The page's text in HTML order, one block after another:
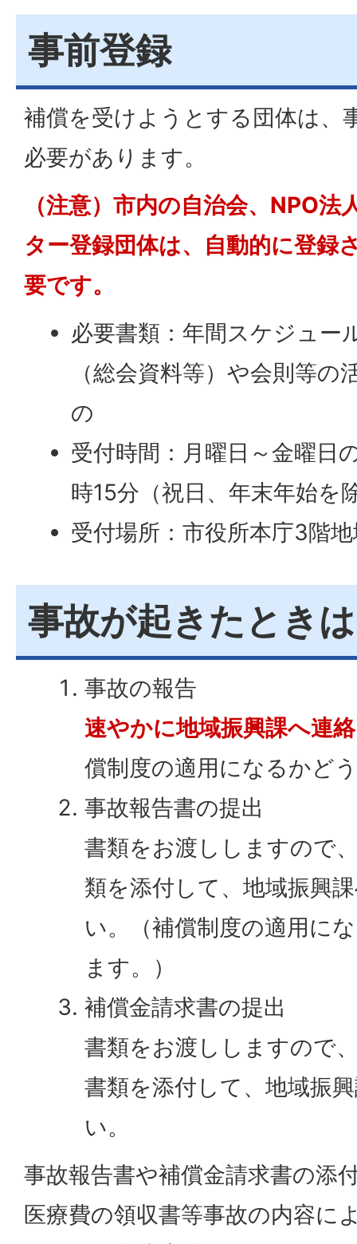
事前登録
補償を受けようとする団体は、
必要があります。
（注意）市内の自治会、NPO
ター登録団体は、自動的に登録
要です。
必要書類：年間スケジュー
（総会資料等）や会則等
の
受付時間：月曜日～金曜日
時15分（祝日、年末年始を
受付場所：市役所本庁3階
事故が起きたときは
事故の報告
速やかに地域振興課へ連
償制度の適用になるかど
事故報告書の提出
書類をお渡ししますので
類を添付して、地域振興
い。（補償制度の適用に
ます。）
補償金請求書の提出
書類をお渡ししますので
書類を添付して、地域振
い。
事故報告書や補償金請求書の添
医療費の領収書等事故の内容に